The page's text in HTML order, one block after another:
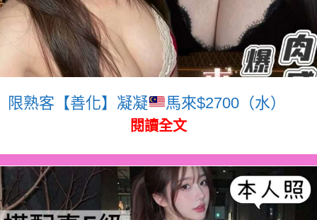
限熟客【善化】凝凝 馬來$2700（水）
閱讀全文